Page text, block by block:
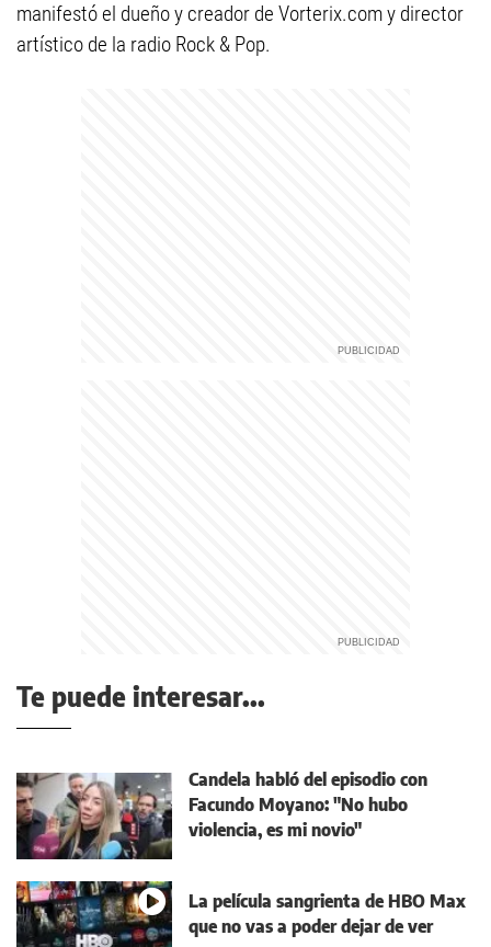
manifestó el dueño y creador de Vorterix.com y director
artístico de la radio Rock & Pop.
Te puede interesar...
Candela habló del episodio con
Facundo Moyano: "No hubo
violencia, es mi novio"
La película sangrienta de HBO Max
que no vas a poder dejar de ver